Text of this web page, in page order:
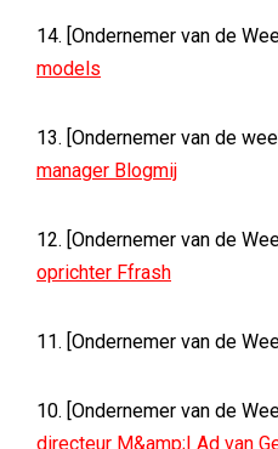
14. [Ondernemer van de
models
13. [Ondernemer van de
manager Blogmij
12. [Ondernemer van de
oprichter Ffrash
11. [Ondernemer van de
10. [Ondernemer van de
directeur M&amp;I Ad van